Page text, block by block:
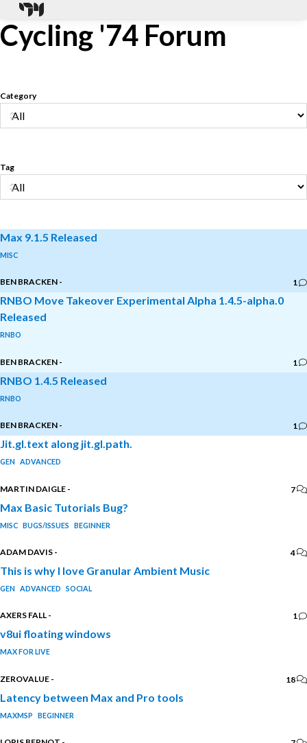
Cycling '74 Forum
Category
Tag
Max 9.1.5 Released
MISC
BEN BRACKEN - 1
RNBO Move Takeover Experimental Alpha 1.4.5-alpha.0
Released
RNBO
BEN BRACKEN - 1
RNBO 1.4.5 Released
RNBO
BEN BRACKEN - 1
Jit.gl.text along jit.gl.path.
GEN ADVANCED
MARTIN DAIGLE - 7
Max Basic Tutorials Bug?
MISC BUGS/ISSUES BEGINNER
ADAM DAVIS - 4
This is why I love Granular Ambient Music
GEN ADVANCED SOCIAL
AXERS FALL - 1
v8ui floating windows
MAX FOR LIVE
ZEROVALUE - 18
Latency between Max and Pro tools
MAXMSP BEGINNER